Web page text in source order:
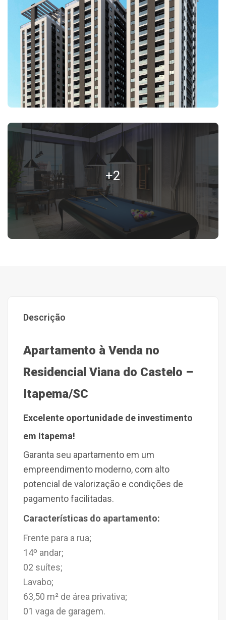
+2
Descrição
Apartamento à Venda no
Residencial Viana do Castelo –
Itapema/SC
Excelente oportunidade de investimento
em Itapema!
Garanta seu apartamento em um
empreendimento moderno, com alto
potencial de valorização e condições de
pagamento facilitadas.
Características do apartamento:
Frente para a rua;
14º andar;
02 suítes;
Lavabo;
63,50 m² de área privativa;
01 vaga de garagem.